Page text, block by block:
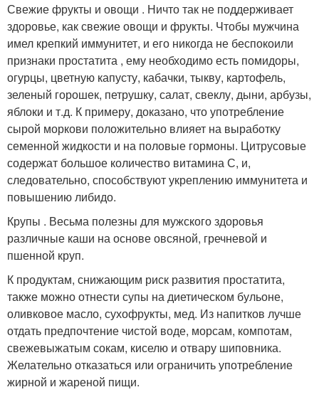
Свежие фрукты и овощи . Ничто так не поддерживает
здоровье, как свежие овощи и фрукты. Чтобы мужчина
имел крепкий иммунитет, и его никогда не беспокоили
признаки простатита , ему необходимо есть помидоры,
огурцы, цветную капусту, кабачки, тыкву, картофель,
зеленый горошек, петрушку, салат, свеклу, дыни, арбузы,
яблоки и т.д. К примеру, доказано, что употребление
сырой моркови положительно влияет на выработку
семенной жидкости и на половые гормоны. Цитрусовые
содержат большое количество витамина С, и,
следовательно, способствуют укреплению иммунитета и
повышению либидо.
Крупы . Весьма полезны для мужского здоровья
различные каши на основе овсяной, гречневой и
пшенной круп.
К продуктам, снижающим риск развития простатита,
также можно отнести супы на диетическом бульоне,
оливковое масло, сухофрукты, мед. Из напитков лучше
отдать предпочтение чистой воде, морсам, компотам,
свежевыжатым сокам, киселю и отвару шиповника.
Желательно отказаться или ограничить употребление
жирной и жареной пищи.